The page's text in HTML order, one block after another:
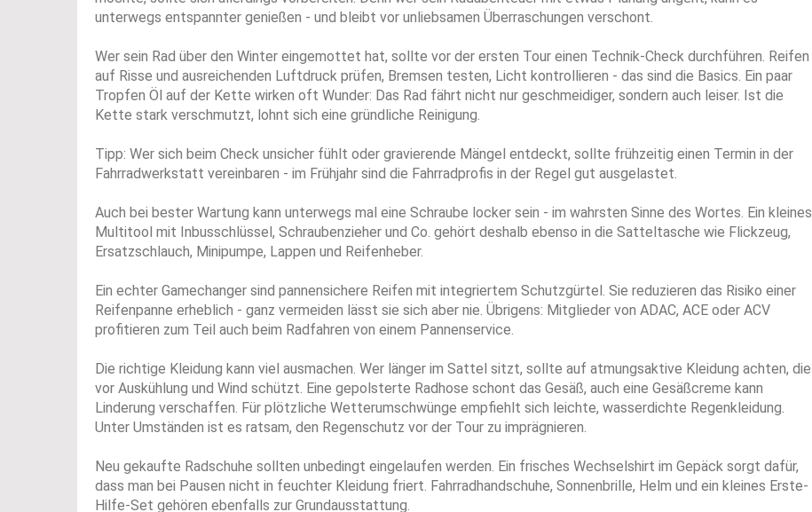
unterwegs entspannter genießen - und bleibt vor unliebsamen Überraschungen verschont.
Wer sein Rad über den Winter eingemottet hat, sollte vor der ersten Tour einen Technik-Check durchführen. Reifen
auf Risse und ausreichenden Luftdruck prüfen, Bremsen testen, Licht kontrollieren - das sind die Basics. Ein paar
Tropfen Öl auf der Kette wirken oft Wunder: Das Rad fährt nicht nur geschmeidiger, sondern auch leiser. Ist die
Kette stark verschmutzt, lohnt sich eine gründliche Reinigung.
Tipp: Wer sich beim Check unsicher fühlt oder gravierende Mängel entdeckt, sollte frühzeitig einen Termin in der
Fahrradwerkstatt vereinbaren - im Frühjahr sind die Fahrradprofis in der Regel gut ausgelastet.
Auch bei bester Wartung kann unterwegs mal eine Schraube locker sein - im wahrsten Sinne des Wortes. Ein kleines
Multitool mit Inbusschlüssel, Schraubenzieher und Co. gehört deshalb ebenso in die Satteltasche wie Flickzeug,
Ersatzschlauch, Minipumpe, Lappen und Reifenheber.
Ein echter Gamechanger sind pannensichere Reifen mit integriertem Schutzgürtel. Sie reduzieren das Risiko einer
Reifenpanne erheblich - ganz vermeiden lässt sie sich aber nie. Übrigens: Mitglieder von ADAC, ACE oder ACV
profitieren zum Teil auch beim Radfahren von einem Pannenservice.
Die richtige Kleidung kann viel ausmachen. Wer länger im Sattel sitzt, sollte auf atmungsaktive Kleidung achten, die
vor Auskühlung und Wind schützt. Eine gepolsterte Radhose schont das Gesäß, auch eine Gesäßcreme kann
Linderung verschaffen. Für plötzliche Wetterumschwünge empfiehlt sich leichte, wasserdichte Regenkleidung.
Unter Umständen ist es ratsam, den Regenschutz vor der Tour zu imprägnieren.
Neu gekaufte Radschuhe sollten unbedingt eingelaufen werden. Ein frisches Wechselshirt im Gepäck sorgt dafür,
dass man bei Pausen nicht in feuchter Kleidung friert. Fahrradhandschuhe, Sonnenbrille, Helm und ein kleines Erste-
Hilfe-Set gehören ebenfalls zur Grundausstattung.